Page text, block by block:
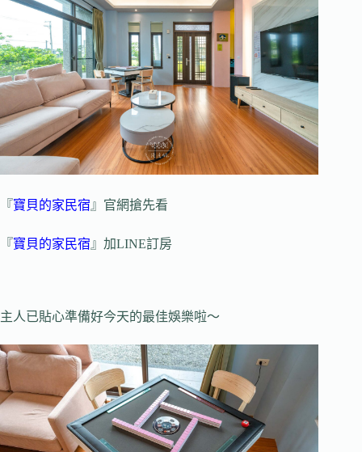
『寶貝的家民宿 』官網搶先看
『寶貝的家民宿 』加LINE訂房
主人已貼心準備好今天的最佳娛樂啦～